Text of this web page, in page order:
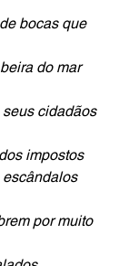
bocas que
do mar
cidadãos
impostos
escândalos
por muito